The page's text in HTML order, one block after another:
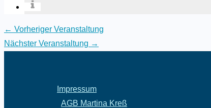
← Vorheriger Veranstaltung
Nächster Veranstaltung →
Impressum
AGB Martina Kreß